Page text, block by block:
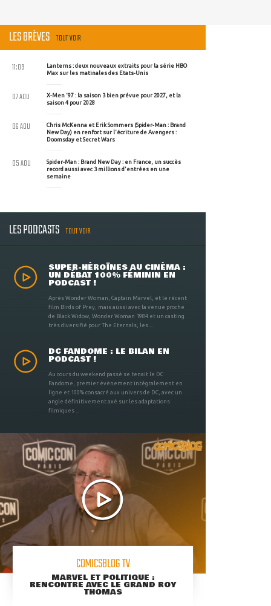
LES BRÈVES TOUT VOIR
Lanterns : deux nouveaux extraits pour la série HBO
Max sur les matinales des Etats-Unis
11:09
X-Men '97 : la saison 3 bien prévue pour 2027, et la
saison 4 pour 2028
07 AOU
Chris McKenna et Erik Sommers (Spider-Man : Brand
New Day) en renfort sur l'écriture de Avengers :
Doomsday et Secret Wars
06 AOU
Spider-Man : Brand New Day : en France, un succès
record aussi avec 3 millions d'entrées en une
semaine
05 AOU
LES PODCASTS TOUT VOIR
SUPER-HÉROÏNES AU CINÉMA :
UN DÉBAT 100% FÉMININ EN
PODCAST !
Après Wonder Woman, Captain Marvel, et le récent
film Birds of Prey, mais aussi avec la venue proche
de Black Widow, Wonder Woman 1984 et un casting
très diversifié pour The Eternals, les ...
DC FANDOME : LE BILAN EN
PODCAST !
Au cours du weekend passé se tenait le DC
Fandome, premier évènement intégralement en
ligne et 100% consacré aux univers de DC, avec un
angle définitivement axé sur les adaptations
filmiques ...
COMICSBLOG TV
MARVEL ET POLITIQUE :
RENCONTRE AVEC LE GRAND ROY
THOMAS